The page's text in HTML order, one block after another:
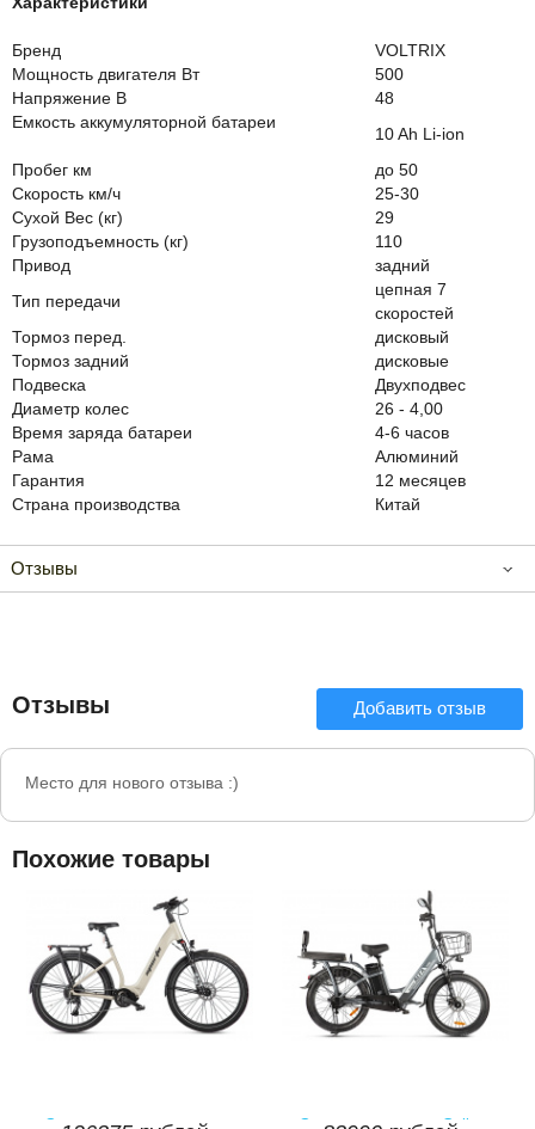
Бренд
VOLTRIX
Мощность двигателя Вт
500
Напряжение В
48
Емкость аккумуляторной батареи
10 Ah Li-ion
Пробег км
до 50
Скорость км/ч
25-30
Сухой Вес (кг)
29
Грузоподъемность (кг)
110
Привод
задний
Тип передачи
цепная 7
скоростей
Тормоз перед.
дисковый
Тормоз задний
дисковые
Подвеска
Двухподвес
Диаметр колес
26 - 4,00
Время заряда батареи
4-6 часов
Рама
Алюминий
Гарантия
12 месяцев
Страна производства
Китай
Отзывы
Отзывы Добавить отзыв
Место для нового отзыва :)
Похожие товары
Электровелосипед низкая Электровелосипед Gelbert